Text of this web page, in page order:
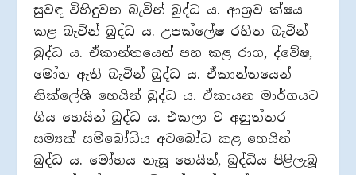
සුවඳ විහිදුවන බැවින් බුද්ධ ය. ආශ්‍රව ක්ෂය
කළ බැවින් බුද්ධ ය. උපක්ලේෂ රහිත බැවින්
බුද්ධ ය. ඒකාන්තයෙන් පහ කළ රාග, ද්වේෂ,
මෝහ ඇති බැවින් බුද්ධ ය. ඒකාන්තයෙන්
නික්ලේශී හෙයින් බුද්ධ ය. ඒකායන මාර්ගයට
ගිය හෙයින් බුද්ධ ය. එකලා ව අනුත්තර
සම්‍යක් සම්බෝධිය අවබෝධ කළ හෙයින්
බුද්ධ ය. මෝහය නැසූ හෙයින්, බුද්ධිය පිළිලැබූ